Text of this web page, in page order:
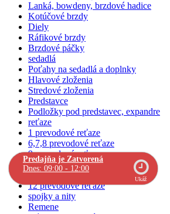
Lanká, bowdeny, brzdové hadice
Kotúčové brzdy
Diely
Ráfikové brzdy
Brzdové páčky
sedadlá
Poťahy na sedadlá a doplnky
Hlavové zloženia
Stredové zloženia
Predstavce
Podložky pod predstavec, expandre
reťaze
1 prevodové reťaze
6,7,8 prevodové reťaze
9 prevodové reťaze
10 prevodové reťaze
11 prevodové reťaze
12 prevodové reťaze
spojky a nity
Remene
Predajňa je Zatvorená
Dnes: 09:00 - 12:00
Ukáž